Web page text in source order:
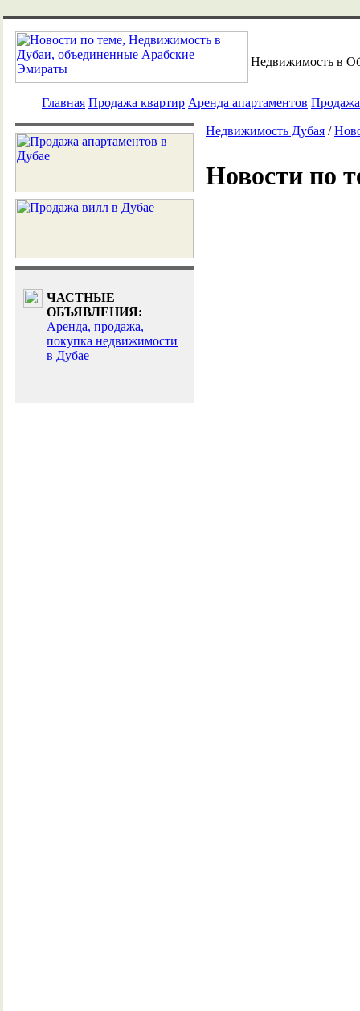
Недвижимость в
Главная Продажа квартир Аренда апартаментов
ЧАСТНЫЕ
ОБЪЯВЛЕНИЯ:
Аренда, продажа,
покупка недвижимости
в Дубае
Недвижимость Дубая /
Новости по